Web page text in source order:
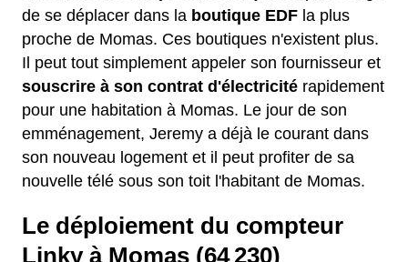
de se déplacer dans la boutique EDF la plus
proche de Momas. Ces boutiques n'existent plus.
Il peut tout simplement appeler son fournisseur et
souscrire à son contrat d'électricité rapidement
pour une habitation à Momas. Le jour de son
emménagement, Jeremy a déjà le courant dans
son nouveau logement et il peut profiter de sa
nouvelle télé sous son toit l'habitant de Momas.
Le déploiement du compteur
Linky à Momas (64 230)